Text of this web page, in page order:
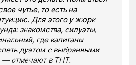
чутье, то есть на
Для этого у жюри
знакомства, силуэты,
где капитаны
дуэтом с выбранными
— отмечают в ТНТ.